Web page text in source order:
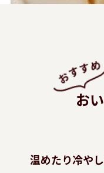
お
温めたり冷や